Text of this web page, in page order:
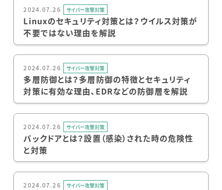
2024.07.26 サイバー攻撃対策
Linuxのセキュリティ対策とは？ウイルス対策が
不要ではない理由を解説
2024.07.26 サイバー攻撃対策
多層防御とは？多層防御の特徴とセキュリティ
対策に有効な理由、EDRなどの防御層を解説
2024.07.26 サイバー攻撃対策
バックドアとは？設置（感染）された時の危険性
と対策
2024.07.26 サイバー攻撃対策